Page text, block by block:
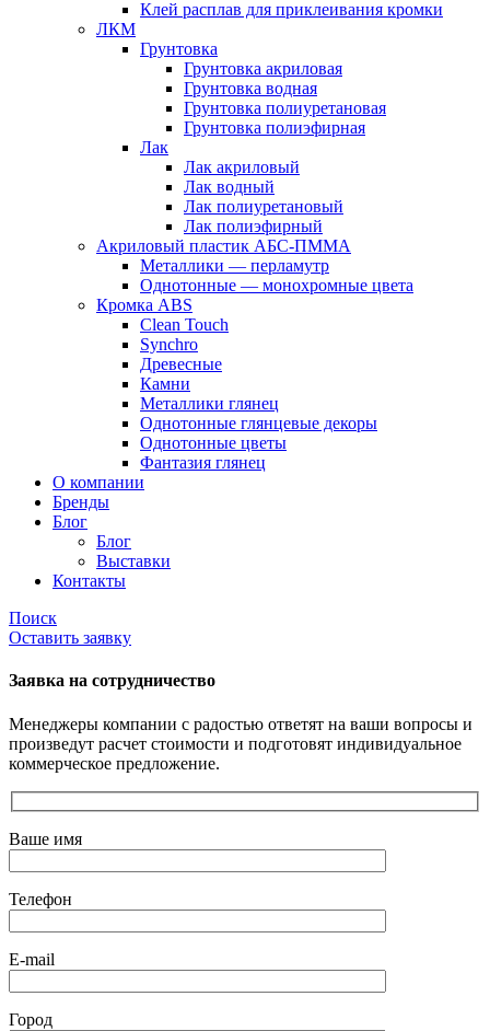
Клей расплав для приклеивания кромки
ЛКМ
Грунтовка
Грунтовка акриловая
Грунтовка водная
Грунтовка полиуретановая
Грунтовка полиэфирная
Лак
Лак акриловый
Лак водный
Лак полиуретановый
Лак полиэфирный
Акриловый пластик АБС-ПММА
Металлики — перламутр
Однотонные — монохромные цвета
Кромка ABS
Clean Touch
Synchro
Древесные
Камни
Металлики глянец
Однотонные глянцевые декоры
Однотонные цветы
Фантазия глянец
О компании
Бренды
Блог
Блог
Выставки
Контакты
Поиск
Оставить заявку
Заявка на сотрудничество
Менеджеры компании с радостью ответят на ваши вопросы и
произведут расчет стоимости и подготовят индивидуальное
коммерческое предложение.
Ваше имя
Телефон
E-mail
Город